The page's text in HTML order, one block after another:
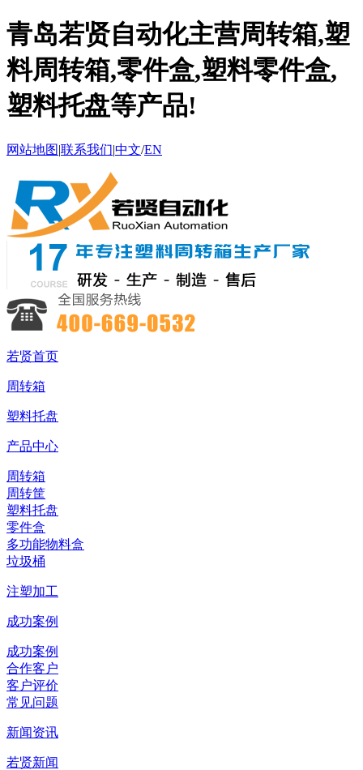
青岛若贤自动化主营周转箱,塑
料周转箱,零件盒,塑料零件盒,
塑料托盘等产品!
网站地图|联系我们|中文/EN
若贤首页
周转箱
塑料托盘
产品中心
周转箱
周转筐
塑料托盘
零件盒
多功能物料盒
垃圾桶
注塑加工
成功案例
成功案例
合作客户
客户评价
常见问题
新闻资讯
若贤新闻